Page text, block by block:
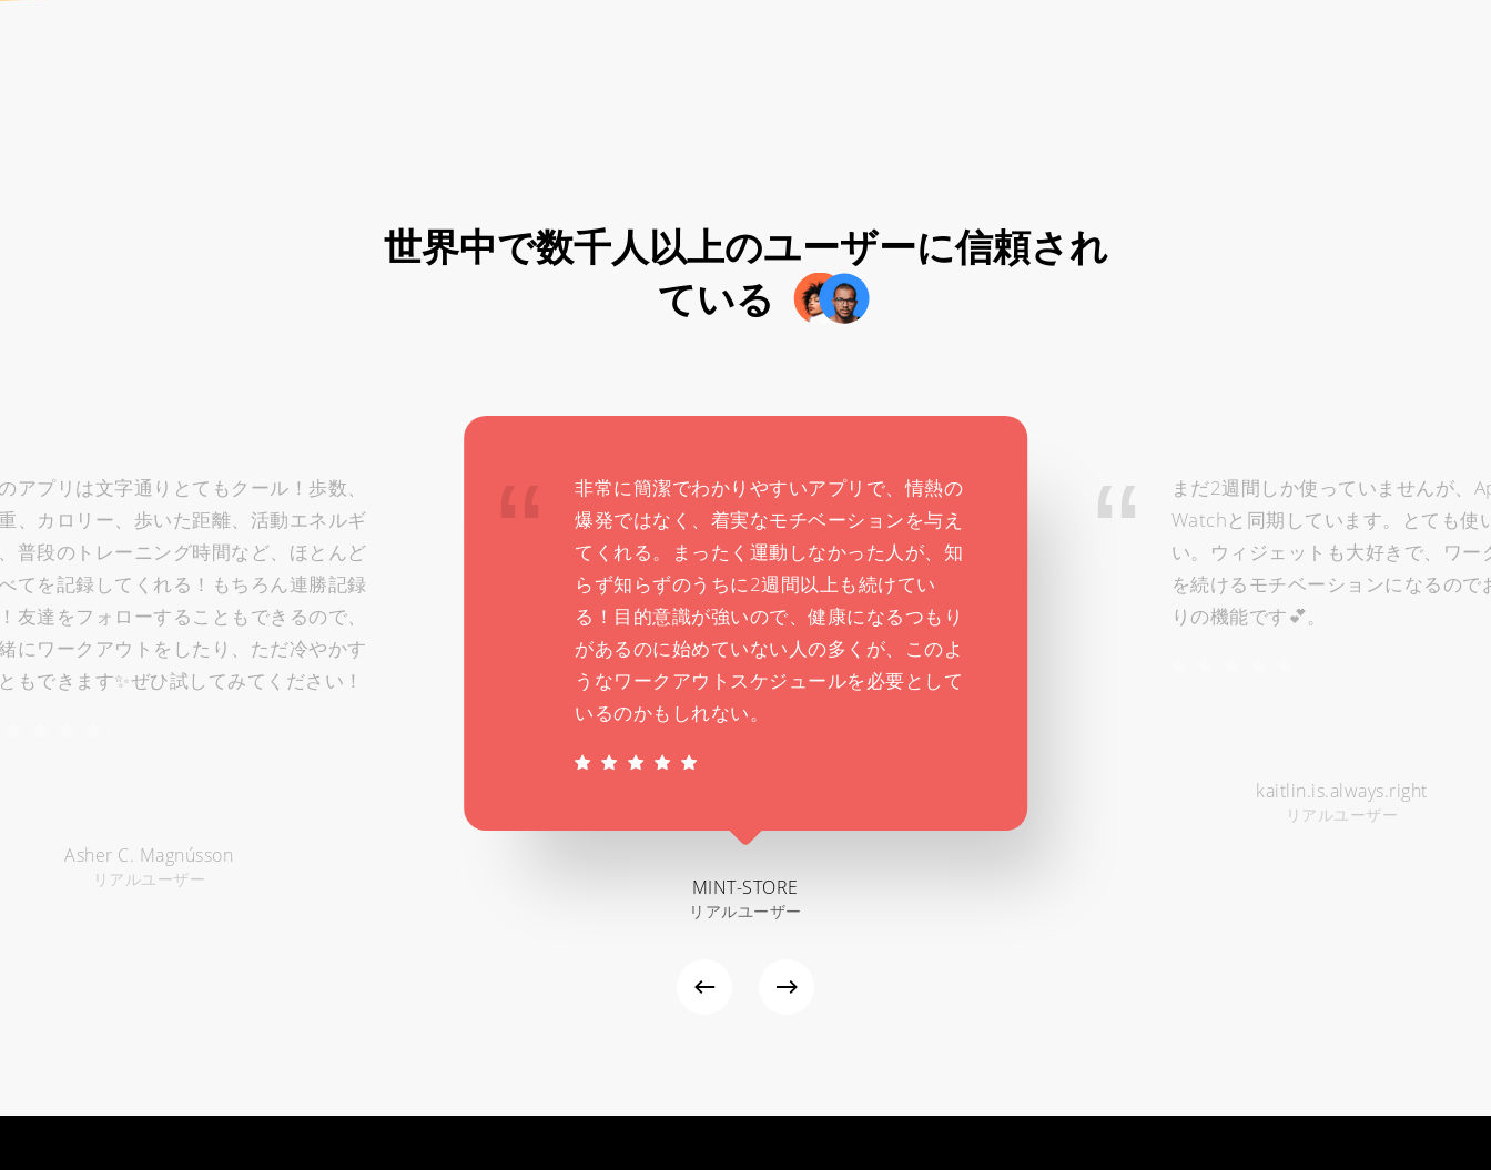
世界中で数千人以上のユーザーに信頼され
ている
非常に簡潔でわかりやすいアプリで、情熱の
爆発ではなく、着実なモチベーションを与え
てくれる。まったく運動しなかった人が、知
らず知らずのうちに2週間以上も続けてい
る！目的意識が強いので、健康になるつもり
があるのに始めていない人の多くが、このよ
うなワークアウトスケジュールを必要として
いるのかもしれない。
MINT-STORE
リアルユーザー
まだ2週間しか使っていませんが、
Watchと同期しています。とても使
い。ウィジェットも大好きで、ワー
を続けるモチベーションになるので
りの機能です💕。
kaitlin.is.always.right
リアルユーザー
アプリは文字通りとてもクール！歩数、
、カロリー、歩いた距離、活動エネルギ
普段のトレーニング時間など、ほとんど
てを記録してくれる！もちろん連勝記録
友達をフォローすることもできるので、
にワークアウトをしたり、ただ冷やかす
もできます✨ぜひ試してみてください！
Asher C. Magnússon
リアルユーザー